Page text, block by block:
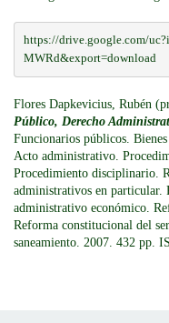
https://drive.google.com/
MWRd&export=download
Flores Dapkevicius, Rubén
Público, Derecho
Funcionarios públicos.
Acto administrativo.
Procedimiento disciplinario.
administrativos en particular.
administrativo económico.
Reforma constitucional del
saneamiento. 2007. 432 pp.